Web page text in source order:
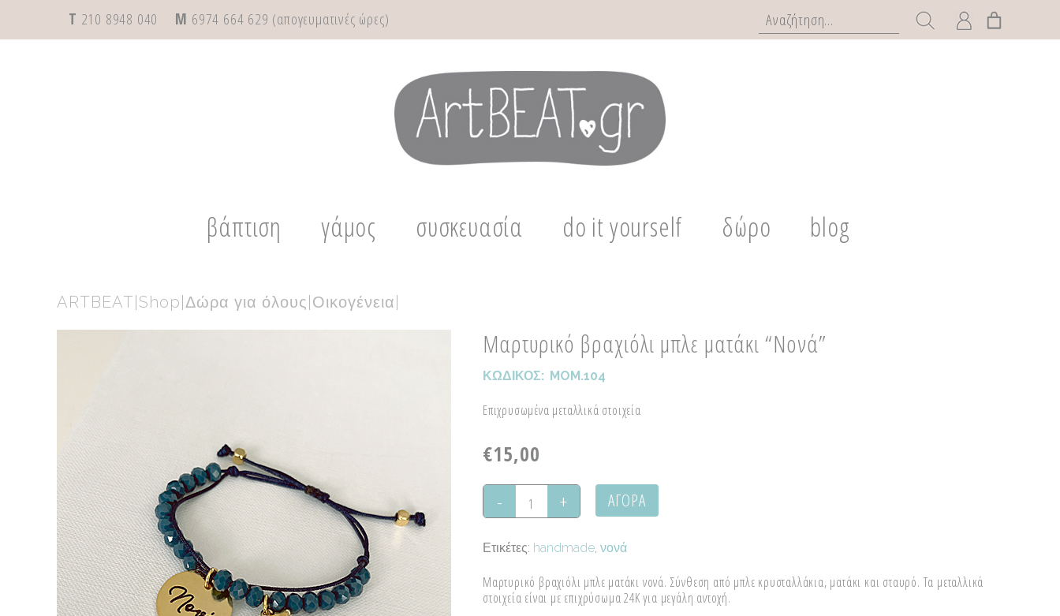
T 210 8948 040 M 6974 664 629 (απογευματινές ώρες)
βάπτιση γάμος συσκευασία do it yourself δώρο blog
ARTBEAT Shop Δώρα για όλους Οικογένεια
Μαρτυρικό βραχιόλι μπλε ματάκι “Νονά”
ΚΩΔΙΚΟΣ: MOM.104
Επιχρυσωμένα μεταλλικά στοιχεία
€15,00
Μαρτυρικό
μπλε
ματάκι
ΑΓΟΡΑ
Ετικέτες: handmade, νονά
Μαρτυρικό βραχιόλι μπλε ματάκι νονά. Σύνθεση από μπλε κρυσταλλάκια, ματάκι και σταυρό. Τα μεταλλικά
στοιχεία είναι με επιχρύσωμα 24Κ για μεγάλη αντοχή.